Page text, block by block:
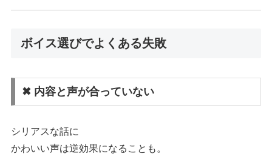
ボイス選びでよくある失敗
✖ 内容と声が合っていない
シリアスな話に
かわいい声は逆効果になることも。